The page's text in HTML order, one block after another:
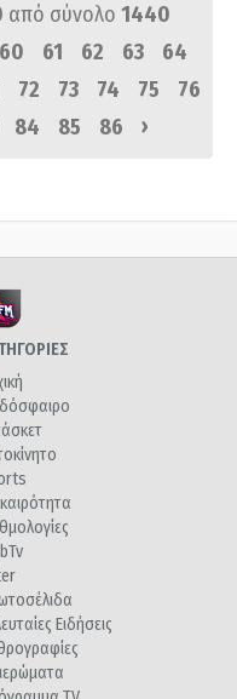
από σύνολο 1440
60 61 62 63
64
72 73 74 75
76
84 85 86 ›
Ειδήσεις